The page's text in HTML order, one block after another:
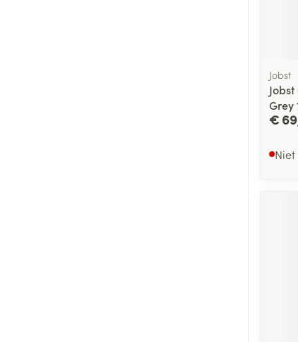
Jobst
Grey
€